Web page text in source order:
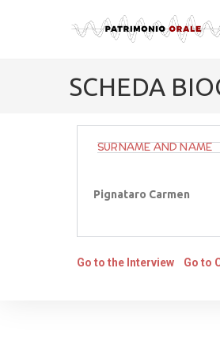
SCHEDA
SURNAME AND NAME
Pignataro Carmen
Go to the Interview Go to